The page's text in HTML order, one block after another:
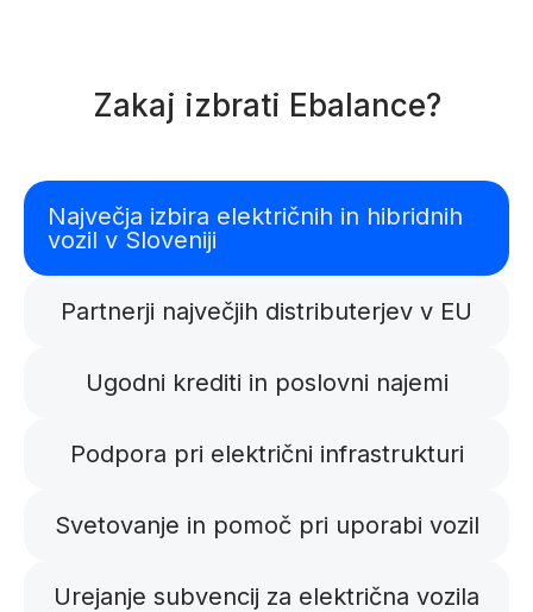
Zakaj izbrati Ebalance?
Največja izbira električnih in hibridnih
vozil v Sloveniji
Partnerji največjih distributerjev v EU
Ugodni krediti in poslovni najemi
Podpora pri električni infrastrukturi
Svetovanje in pomoč pri uporabi vozil
Urejanje subvencij za električna vozila